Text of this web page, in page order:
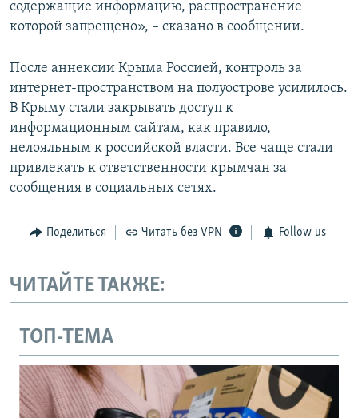
содержащие информацию, распространение
которой запрещено», – сказано в сообщении.
После аннексии Крыма Россией, контроль за
интернет-пространством на полуострове усилилось.
В Крыму стали закрывать доступ к
информационным сайтам, как правило,
нелояльным к российской власти. Все чаще стали
привлекать к ответственности крымчан за
сообщения в социальных сетях.
Поделиться Читать без VPN Follow us
ЧИТАЙТЕ ТАКЖЕ:
ТОП-ТЕМА